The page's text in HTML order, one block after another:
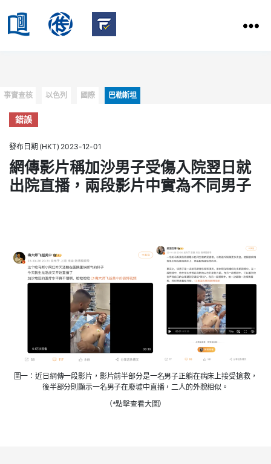
HKBU
of
Communication
Categories
事實查核 以色列 國際 巴勒斯坦
錯誤
發布日期 (HKT) 2023-12-01
網傳影片稱加沙男子受傷入院翌日就
出院直播，兩段影片中實為不同男子
圖一：近日網傳一段影片，影片前半部分是一名男子正躺在病床上接受搶救，
後半部分則顯示一名男子在廢墟中直播，二人的外貌相似。
（*點擊查看大圖）